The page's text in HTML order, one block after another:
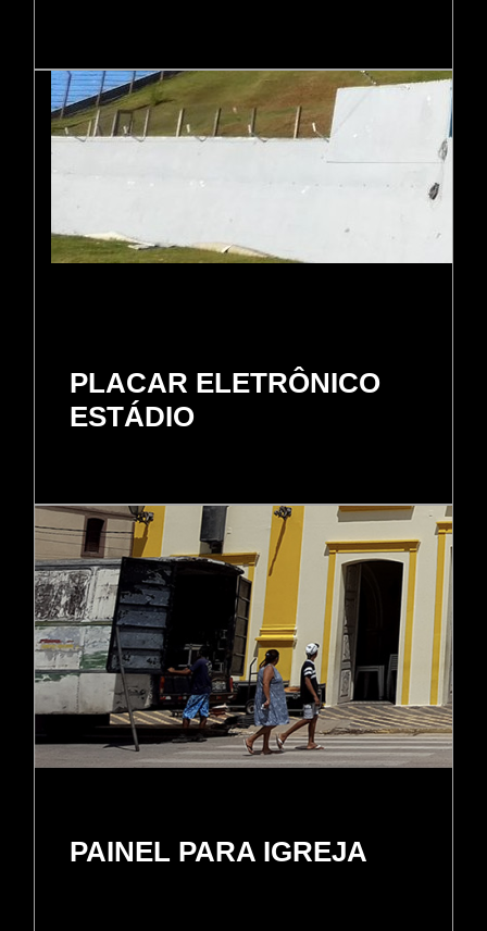
PLACAR ELETRÔNICO
ESTÁDIO
PAINEL PARA IGREJA